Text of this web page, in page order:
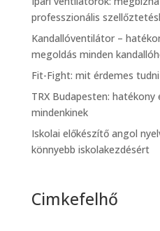
professzionális
Kandallóventilátor –
megoldás minden
Fit-Fight: mit érdemes
TRX Budapesten: hatékony
mindenkinek
Iskolai előkészítő angol
könnyebb iskolakezdésért
Cimkefelhő